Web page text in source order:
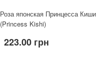
Роза японская Принцесса Киши
(Princess Kishi)
223.00 грн